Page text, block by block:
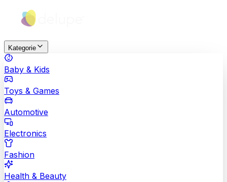
Kategorie
Baby & Kids
Toys & Games
Automotive
Electronics
Fashion
Health & Beauty